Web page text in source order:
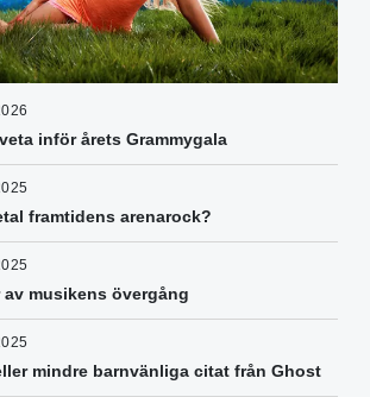
inför årets Grammygala
framtidens arenarock?
av musikens övergång
mindre barnvänliga citat från Ghost